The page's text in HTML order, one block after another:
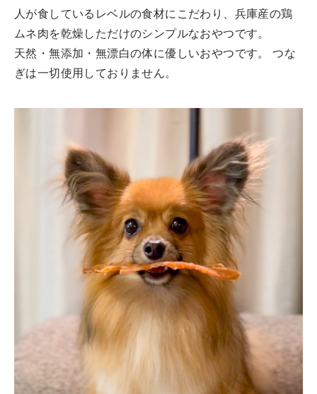
人が食しているレベルの食材にこだわり、兵庫産の鶏
ムネ肉を乾燥しただけのシンプルなおやつです。
天然・無添加・無漂白の体に優しいおやつです。 つな
ぎは一切使用しておりません。